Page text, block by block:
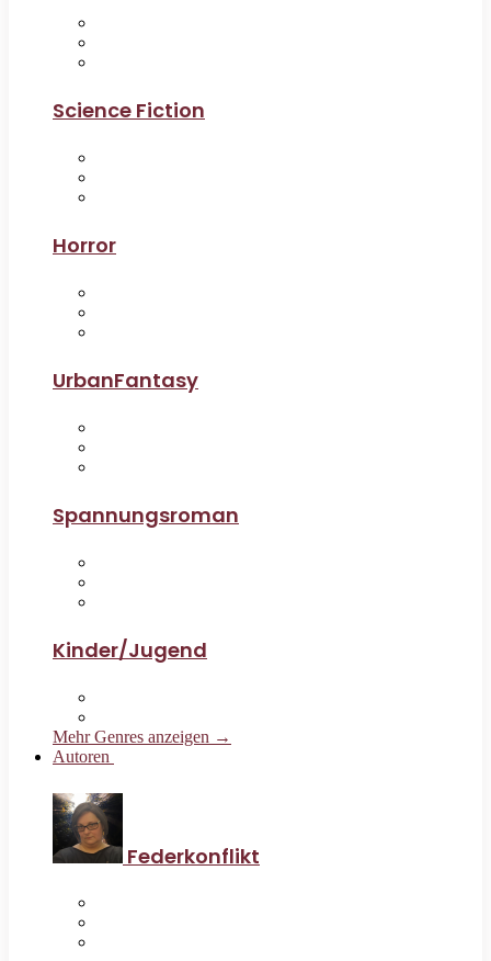
Science Fiction
Horror
UrbanFantasy
Spannungsroman
Kinder/Jugend
Mehr Genres anzeigen →
Autoren
Federkonflikt